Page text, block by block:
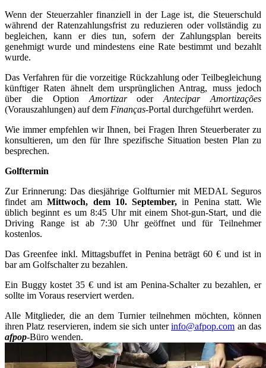
Wenn der Steuerzahler finanziell in der Lage ist, die Steuerschuld
während der Ratenzahlungsfrist zu reduzieren oder vollständig zu
begleichen, kann er dies tun, sofern der Zahlungsplan bereits
genehmigt wurde und mindestens eine Rate bestimmt und bezahlt
wurde.
Das Verfahren für die vorzeitige Rückzahlung oder Teilbegleichung
künftiger Raten ähnelt dem ursprünglichen Antrag, muss jedoch
über die Option AmortizaroderAntecipar Amortizações
(Vorauszahlungen) auf dem Finanças-Portal durchgeführt werden.
Wie immer empfehlen wir Ihnen, bei Fragen Ihren Steuerberater zu
konsultieren, um den für Ihre spezifische Situation besten Plan zu
besprechen.
Golftermin
Zur Erinnerung: Das diesjährige Golfturnier mit MEDAL Seguros
findet amMittwoch, dem 10. September, in Penina statt. Wie
üblich beginnt es um 8:45 Uhr mit einem Shot-gun-Start, und die
Driving Range ist ab 7:30 Uhr geöffnet und für Teilnehmer
kostenlos.
Das Greenfee inkl. Mittagsbuffet in Penina beträgt 60 € und ist in
bar am Golfschalter zu bezahlen.
Ein Buggy kostet 35 € und ist am Penina-Schalter zu bezahlen, er
sollte im Voraus reserviert werden.
Alle Mitglieder, die an dem Turnier teilnehmen möchten, können
ihren Platz reservieren, indem sie sich unterinfo@afpop.com an das
afpop-Büro wenden.